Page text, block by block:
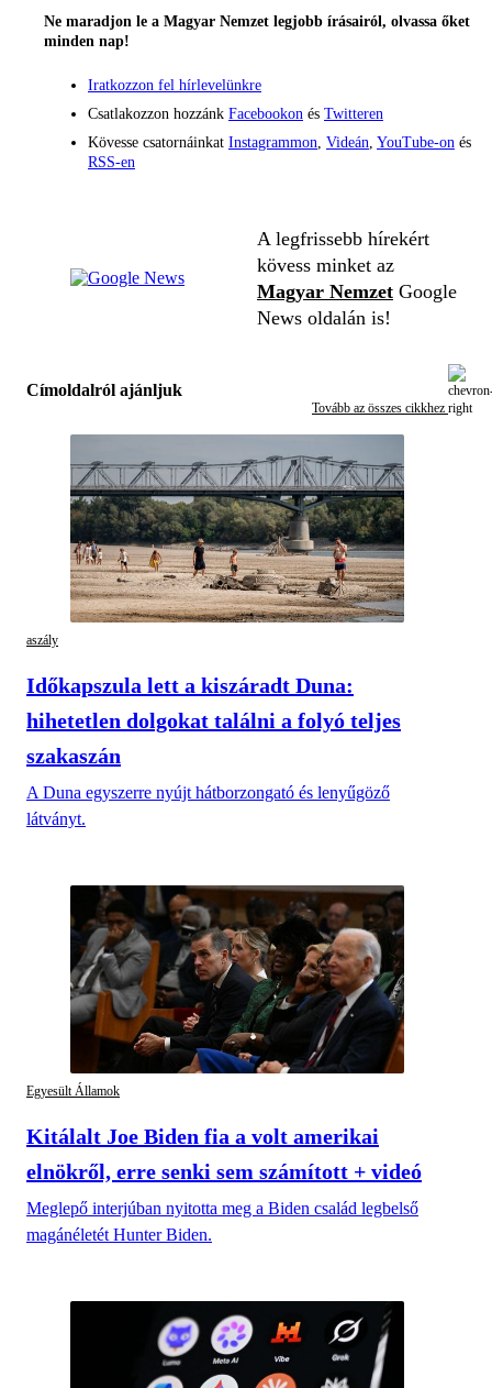
Ne maradjon le a Magyar Nemzet legjobb írásairól, olvassa őket
minden nap!
Iratkozzon fel hírlevelünkre
Csatlakozzon hozzánk Facebookon és Twitteren
Kövesse csatornáinkat Instagrammon Videán YouTube-on és
RSS-en
A legfrissebb hírekért
kövess minket az
Magyar Nemzet Google
News oldalán is!
Címoldalról ajánljuk
Tovább az összes cikkhez
aszály
Időkapszula lett a kiszáradt Duna:
hihetetlen dolgokat találni a folyó teljes
szakaszán
A Duna egyszerre nyújt hátborzongató és lenyűgöző
látványt.
Egyesült Államok
Kitálalt Joe Biden fia a volt amerikai
elnökről, erre senki sem számított + videó
Meglepő interjúban nyitotta meg a Biden család legbelső
magánéletét Hunter Biden.